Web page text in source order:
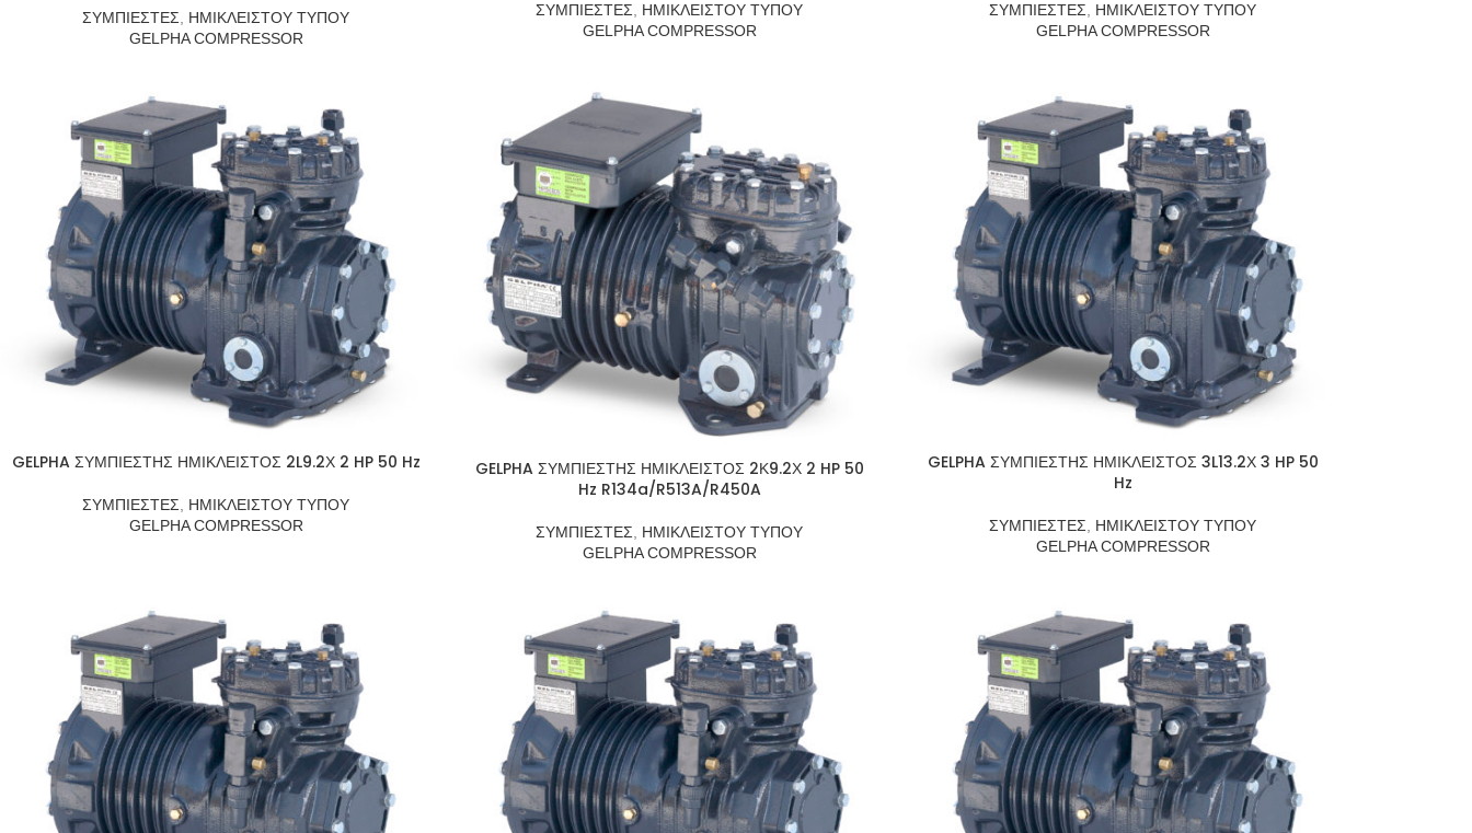
ΣΥΜΠΙΕΣΤΕΣ
ΗΜΙΚΛΕΙΣΤΟΥ ΤΥΠΟΥ
GELPHA COMPRESSOR
ΣΥΜΠΙΕΣΤΕΣ, ΗΜΙΚΛΕΙΣΤΟΥ ΤΥΠΟΥ
GELPHA COMPRESSOR
ΣΥΜΠΙΕΣΤΕΣ, ΗΜΙΚΛΕΙΣΤΟΥ ΤΥΠΟΥ
GELPHA COMPRESSOR
GELPHA ΣΥΜΠΙΕΣΤΗΣ ΗΜΙΚΛΕΙΣΤΟΣ 2L9.2Χ 2 HP 50 Hz
ΣΥΜΠΙΕΣΤΕΣ
ΗΜΙΚΛΕΙΣΤΟΥ ΤΥΠΟΥ
GELPHA COMPRESSOR
GELPHA ΣΥΜΠΙΕΣΤΗΣ ΗΜΙΚΛΕΙΣΤΟΣ 2Κ9.2Χ 2 HP 50
Hz R134a/R513A/R450A
ΣΥΜΠΙΕΣΤΕΣ, ΗΜΙΚΛΕΙΣΤΟΥ ΤΥΠΟΥ
GELPHA COMPRESSOR
GELPHA ΣΥΜΠΙΕΣΤΗΣ ΗΜΙΚΛΕΙΣΤΟΣ 3L13.2Χ 3 HP 50
Hz
ΣΥΜΠΙΕΣΤΕΣ
ΗΜΙΚΛΕΙΣΤΟΥ ΤΥΠΟΥ
GELPHA COMPRESSOR